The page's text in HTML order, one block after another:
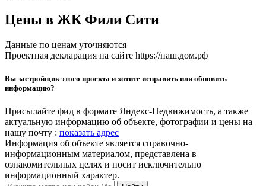
Цены в ЖК Фили Сити
Данные по ценам уточняются
Проектная декларация на сайте https://наш.дом.рф
Вы застройщик этого проекта и хотите исправить или обновить
информацию?
Присылайте фид в формате Яндекс-Недвижимость, а также
актуальную информацию об объекте, фотографии и цены на
нашу почту : показать адрес
Информация об объекте является справочно-
информационным материалом, представлена в
ознакомительных целях и носит исключительно
информационный характер.